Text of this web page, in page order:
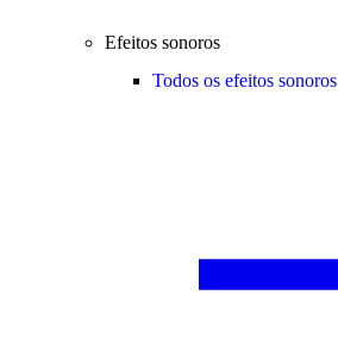
Efeitos sonoros
Todos os efeitos sonoros